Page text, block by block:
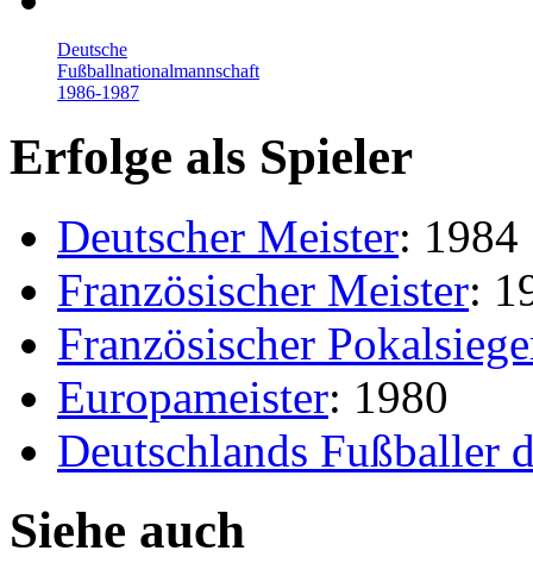
Deutsche
Fußballnationalmannschaft
1986-1987
Erfolge als Spieler
Deutscher Meister: 1984
Französischer Meister:
Französischer
Europameister: 1980
Deutschlands Fußballer
Siehe auch